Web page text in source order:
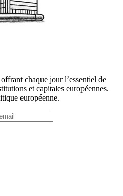
chaque jour l’essentiel de
et capitales européennes.
européenne.